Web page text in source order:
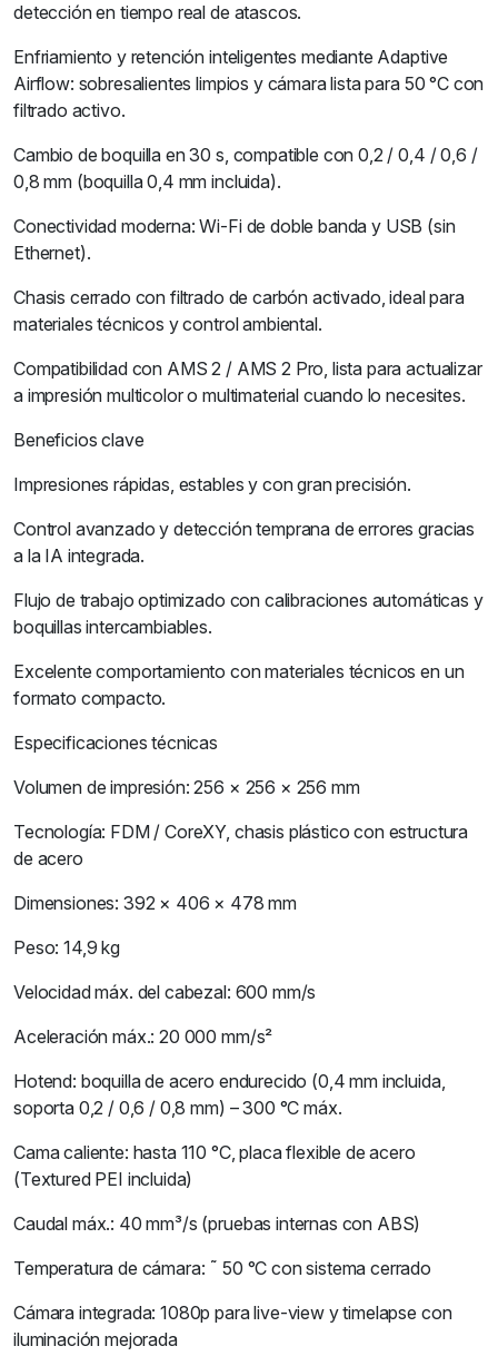
detección en tiempo real de atascos.
Enfriamiento y retención inteligentes mediante Adaptive
Airflow: sobresalientes limpios y cámara lista para 50 °C con
filtrado activo.
Cambio de boquilla en 30 s, compatible con 0,2 / 0,4 / 0,6 /
0,8 mm (boquilla 0,4 mm incluida).
Conectividad moderna: Wi-Fi de doble banda y USB (sin
Ethernet).
Chasis cerrado con filtrado de carbón activado, ideal para
materiales técnicos y control ambiental.
Compatibilidad con AMS 2 / AMS 2 Pro, lista para actualizar
a impresión multicolor o multimaterial cuando lo necesites.
Beneficios clave
Impresiones rápidas, estables y con gran precisión.
Control avanzado y detección temprana de errores gracias
a la IA integrada.
Flujo de trabajo optimizado con calibraciones automáticas y
boquillas intercambiables.
Excelente comportamiento con materiales técnicos en un
formato compacto.
Especificaciones técnicas
Volumen de impresión: 256 × 256 × 256 mm
Tecnología: FDM / CoreXY, chasis plástico con estructura
de acero
Dimensiones: 392 × 406 × 478 mm
Peso: 14,9 kg
Velocidad máx. del cabezal: 600 mm/s
Aceleración máx.: 20 000 mm/s²
Hotend: boquilla de acero endurecido (0,4 mm incluida,
soporta 0,2 / 0,6 / 0,8 mm) – 300 °C máx.
Cama caliente: hasta 110 °C, placa flexible de acero
(Textured PEI incluida)
Caudal máx.: 40 mm³/s (pruebas internas con ABS)
Temperatura de cámara: ˜ 50 °C con sistema cerrado
Cámara integrada: 1080p para live-view y timelapse con
iluminación mejorada